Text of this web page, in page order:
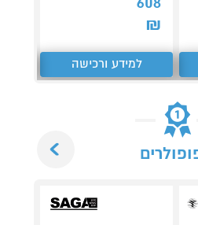
₪
למידע ורכישה